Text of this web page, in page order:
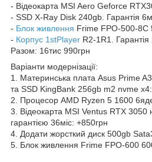
- Відеокарта MSI Aero Geforce
- SSD X-Ray Disk 240gb. Гарантія
- Блок живлення Frime FPO-500-8C
- Корпус 1stPlayer R2-1R1. Гарантія
Разом: 16тис 990грн
Варіанти модернізації:
1. Материнська плата Asus Prime
та SSD KingBank 256gb m2 nvme
2. Процесор AMD Ryzen 5 1600
3. Відеокарта MSI Ventus RTX 3050
гарантією 36міс: +850грн
4. Додати жорсткий диск 500gb
5. Блок живлення Frime FPO-600